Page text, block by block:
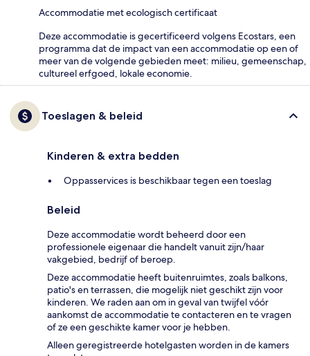
Accommodatie met ecologisch certificaat
Deze accommodatie is gecertificeerd volgens Ecostars, een
programma dat de impact van een accommodatie op een of
meer van de volgende gebieden meet: milieu, gemeenschap,
cultureel erfgoed, lokale economie.
Toeslagen & beleid
Kinderen & extra bedden
Oppasservices is beschikbaar tegen een toeslag
Beleid
Deze accommodatie wordt beheerd door een
professionele eigenaar die handelt vanuit zijn/haar
vakgebied, bedrijf of beroep.
Deze accommodatie heeft buitenruimtes, zoals balkons,
patio's en terrassen, die mogelijk niet geschikt zijn voor
kinderen. We raden aan om in geval van twijfel vóór
aankomst de accommodatie te contacteren en te vragen
of ze een geschikte kamer voor je hebben.
Alleen geregistreerde hotelgasten worden in de kamers